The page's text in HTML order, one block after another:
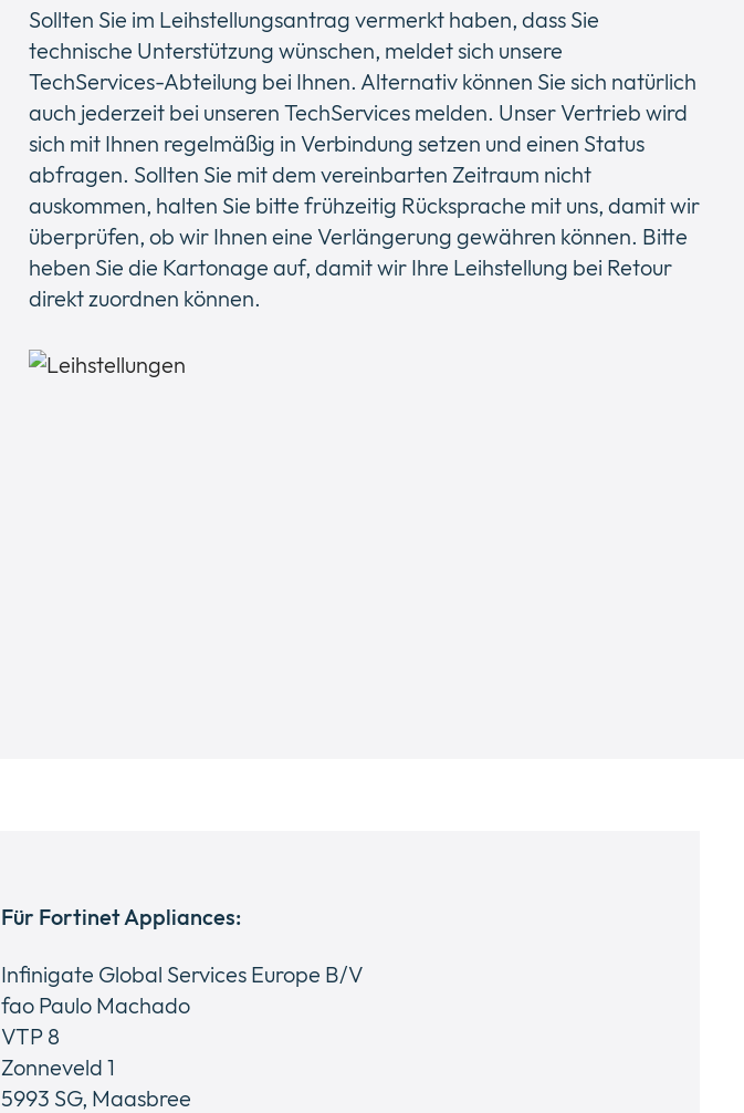
Sollten Sie im Leihstellungsantrag vermerkt haben, dass Sie
technische Unterstützung wünschen, meldet sich unsere
TechServices-Abteilung bei Ihnen. Alternativ können Sie sich natürlich
auch jederzeit bei unseren TechServices melden. Unser Vertrieb wird
sich mit Ihnen regelmäßig in Verbindung setzen und einen Status
abfragen. Sollten Sie mit dem vereinbarten Zeitraum nicht
auskommen, halten Sie bitte frühzeitig Rücksprache mit uns, damit wir
überprüfen, ob wir Ihnen eine Verlängerung gewähren können. Bitte
heben Sie die Kartonage auf, damit wir Ihre Leihstellung bei Retour
direkt zuordnen können.
Für Fortinet Appliances:
Infinigate Global Services Europe B/V
fao Paulo Machado
VTP 8
Zonneveld 1
5993 SG, Maasbree